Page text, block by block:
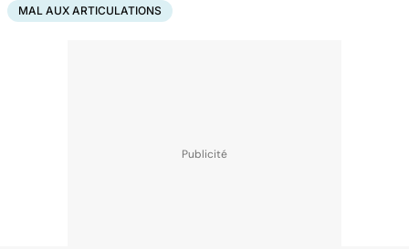
MAL AUX ARTICULATIONS